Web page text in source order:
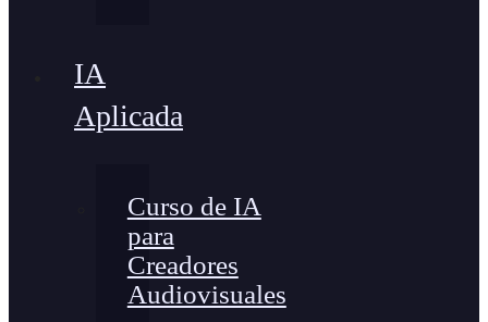
IA
Aplicada
Curso de IA
para
Creadores
Audiovisuales